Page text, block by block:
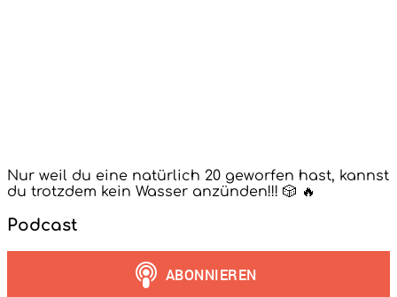
Nur weil du eine natürlich 20 geworfen hast, kannst
du trotzdem kein Wasser anzünden!!! 🎲 🔥
Podcast